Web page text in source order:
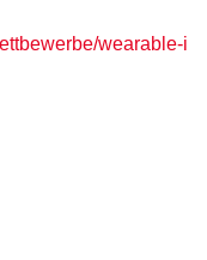
wearable-i